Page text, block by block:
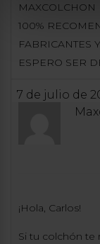
MAXCOLCHON
100%
FABRICANTES
ESPERO SER
7 de julio de
¡Hola, Carlos!
Si tu colchón te